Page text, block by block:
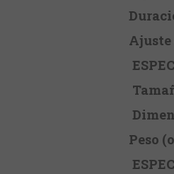
Peso